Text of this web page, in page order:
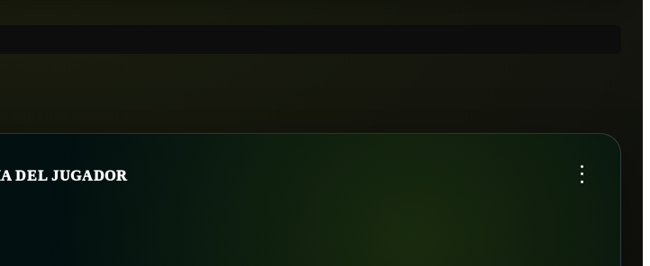
DEL JUGADOR ...